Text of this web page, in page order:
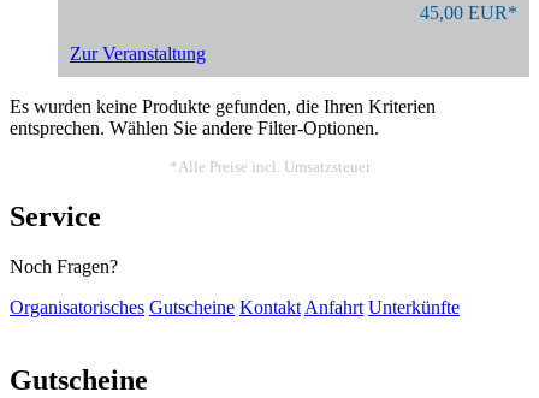
45,00 EUR*
Zur Veranstaltung
Es wurden keine Produkte gefunden, die Ihren Kriterien
entsprechen. Wählen Sie andere Filter-Optionen.
*Alle Preise incl. Umsatzsteuer
Service
Noch Fragen?
Organisatorisches Gutscheine KontaktAnfahrt Unterkünfte
Gutscheine